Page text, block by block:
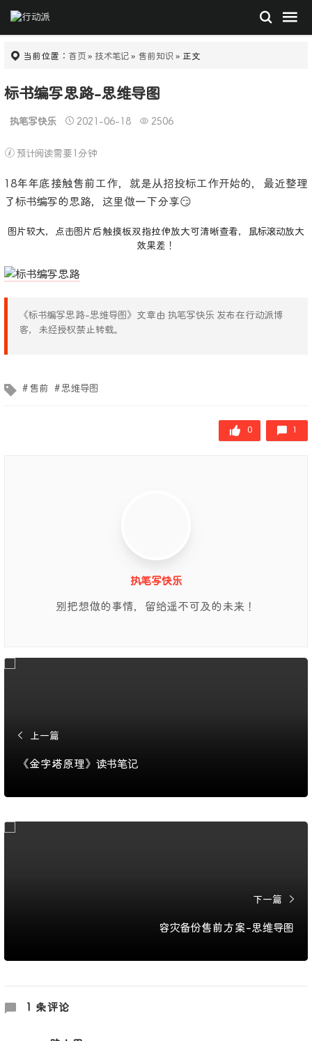
当前位置： 首页 » 技术笔记 » 售前知识 » 正文
标书编写思路-思维导图
执笔写快乐 2021-06-18 2506
预计阅读需要1分钟
18年年底接触售前工作，就是从招投标工作开始的，最近整理
了标书编写的思路，这里做一下分享😏
图片较大，点击图片后触摸板双指拉伸放大可清晰查看，鼠标滚动放大
效果差！
《标书编写思路-思维导图》文章由 执笔写快乐 发布在行动派博
客，未经授权禁止转载。
文章标签
售前 思维导图
0 1
执笔写快乐
别把想做的事情，留给遥不可及的未来！
上一篇
《金字塔原理》读书笔记
下一篇
容灾备份售前方案-思维导图
1 条评论